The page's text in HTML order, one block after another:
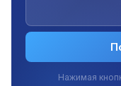
Нажимая